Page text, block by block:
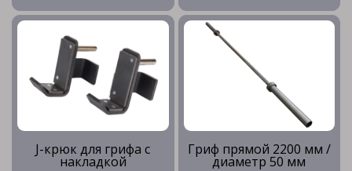
J-крюк для грифа с
накладкой
Гриф прямой 2200 мм /
диаметр 50 мм